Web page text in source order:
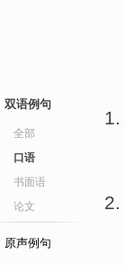
双语例句
全部
口语
书面语
论文
原声例句